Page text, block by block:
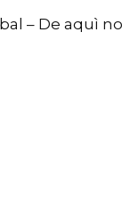
– De aquì